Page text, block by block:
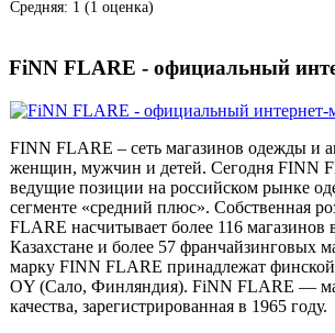
Средняя: 1 (1 оценка)
FiNN FLARE - официальный
FINN FLARE – сеть магазинов одежды и
женщин, мужчин и детей. Сегодня FINN
ведущие позиции на российском рынке
сегменте «средний плюс». Собственная
FLARE насчитывает более 116 магазинов
Казахстане и более 57 франчайзинговых
марку FINN FLARE принадлежат
OY (Сало, Финляндия). FiNN FLARE —
качества, зарегистрированная в 1965 году.